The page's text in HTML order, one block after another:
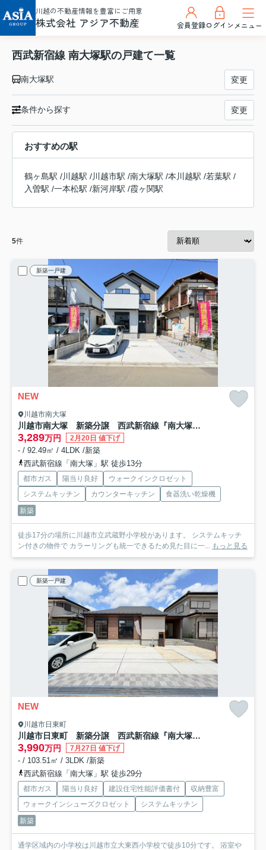
川越の不動産情報を豊富にご用意
株式会社 アジア不動産 会員登録ログインメニュー
西武新宿線 南大塚駅の戸建て一覧
南大塚駅 変更
条件から探す 変更
おすすめの駅
鶴ヶ島駅 /川越駅 /川越市駅 /南大塚駅 /本川越駅 /若葉駅 /
入曽駅 /一本松駅 /新河岸駅 /霞ヶ関駅
5件
新築一戸建
NEW
川越市南大塚
川越市南大塚 新築分譲 西武新宿線『南大塚駅』徒歩13分 【武蔵野小学区】
3,289万円 2月20日 値下げ
- / 92.49㎡ / 4LDK /新築
西武新宿線「南大塚」駅 徒歩13分
都市ガス 陽当り良好
ウォークインクロゼット
システムキッチン
カウンターキッチン
食器洗い乾燥機
新築
徒歩17分の場所に川越市立武蔵野小学校があります。 システムキッチ
ン付きの物件で カラーリングも統一できるため見た目に一...
もっと見る
新築一戸建
NEW
川越市日東町
川越市日東町 新築分譲 西武新宿線『南大塚駅』徒歩29分 【大東西小学区】
3,990万円 7月27日 値下げ
- / 103.51㎡ / 3LDK /新築
西武新宿線「南大塚」駅 徒歩29分
都市ガス 陽当り良好 建設住宅性能評価書付
収納豊富
ウォークインシューズクロゼット
システムキッチン
新築
通学区域内の小学校は川越市立大東西小学校で徒歩10分です。 浴室や